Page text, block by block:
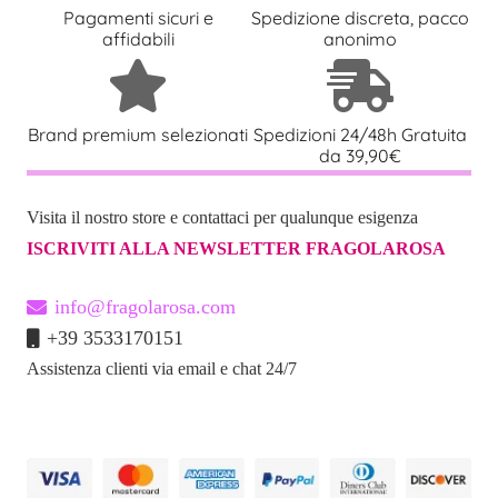
per un contatto clitorideo esplosivo.
Pulsante Power Boost
: climax immediato con massima
potenza!
Materiali Premium: silicone di alta qualità e ABS
rivestito in PU, per una carezza setosa e sicura.
o nella vasca.
Ricaricabile USB
una carica completa in 2,5 ore.
Specifiche Tecniche:
Pagamenti sicuri e
affidabili
Spedizione discreta, pacco
anonimo
Brand premium selezionati Spedizioni 24/48h Gratuita
da 39,90€
Visita il nostro store e contattaci per qualunque esigenza
ISCRIVITI ALLA NEWSLETTER FRAGOLAROSA
info@fragolarosa.com
+39 3533170151
Assistenza clienti via email e chat 24/7